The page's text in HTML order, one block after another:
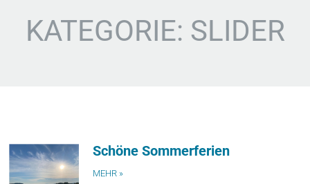
KATEGORIE: SLIDER
Schöne Sommerferien
MEHR »